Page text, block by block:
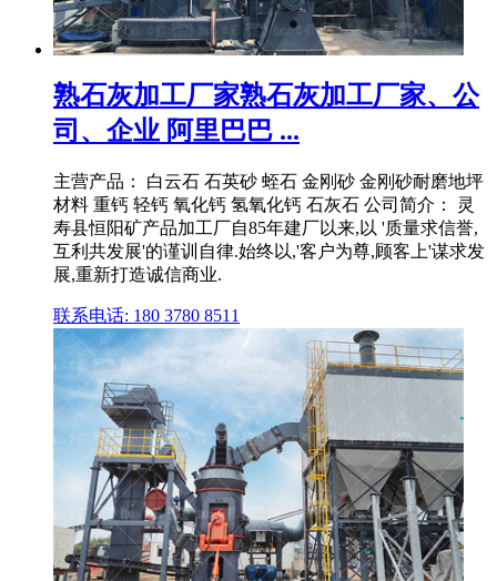
熟石灰加工厂家熟石灰加工厂家、公
司、企业 阿里巴巴 ...
主营产品： 白云石 石英砂 蛭石 金刚砂 金刚砂耐磨地坪
材料 重钙 轻钙 氧化钙 氢氧化钙 石灰石 公司简介： 灵
寿县恒阳矿产品加工厂自85年建厂以来,以 '质量求信誉,
互利共发展'的谨训自律.始终以,'客户为尊,顾客上'谋求发
展,重新打造诚信商业.
联系电话: 180 3780 8511